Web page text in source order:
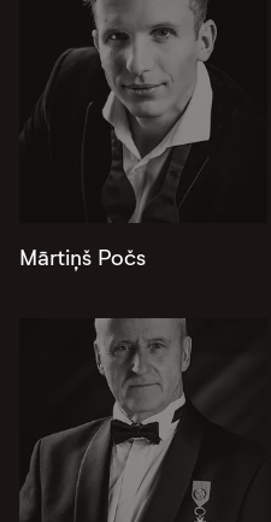
Mārtiņš Počs